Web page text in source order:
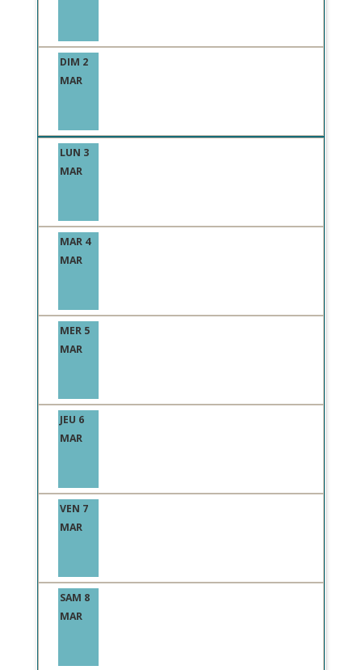
DIM 2
MAR
LUN 3
MAR
MAR 4
MAR
MER 5
MAR
JEU 6
MAR
VEN 7
MAR
SAM 8
MAR